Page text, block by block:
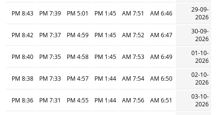
29-09-
2026
6:46 AM
7:51 AM
1:45 PM
5:01 PM
7:39 PM
8:43 PM
30-09-
2026
6:47 AM
7:52 AM
1:45 PM
4:59 PM
7:37 PM
8:42 PM
01-10-
2026
6:49 AM
7:53 AM
1:45 PM
4:58 PM
7:35 PM
8:40 PM
02-10-
2026
6:50 AM
7:54 AM
1:44 PM
4:57 PM
7:33 PM
8:38 PM
03-10-
2026
6:51 AM
7:56 AM
1:44 PM
4:55 PM
7:31 PM
8:36 PM